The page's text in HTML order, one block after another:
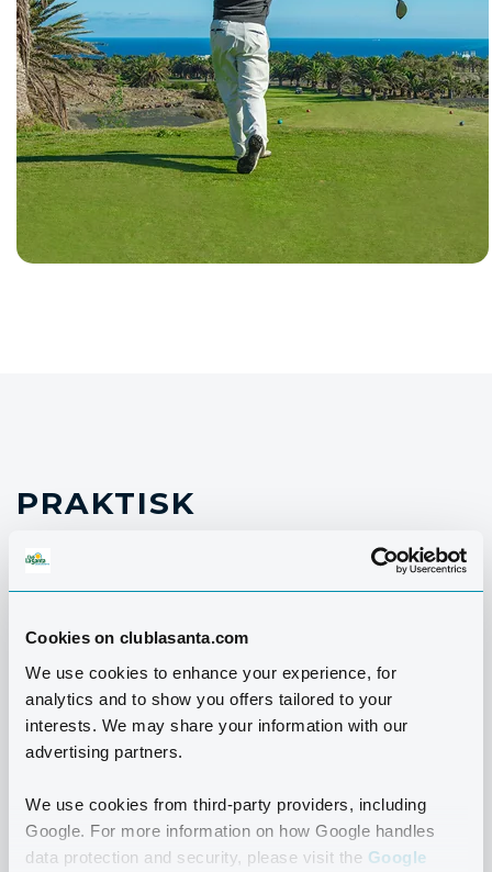
Cookies on clublasanta.com
We use cookies to enhance your experience, for
analytics and to show you offers tailored to your
interests. We may share your information with our
advertising partners.
We use cookies from third-party providers, including
Google. For more information on how Google handles
data protection and security, please visit the Google
PRAKTISK
Der er afgang fra Club La Santa mandage kl. 08:00 og
du vil være retur omkring kl. 15:00/16:00.
PRIS
Sommer (maj-september): 81 € for voksne, 45 € for
juniorer.
juniorer.